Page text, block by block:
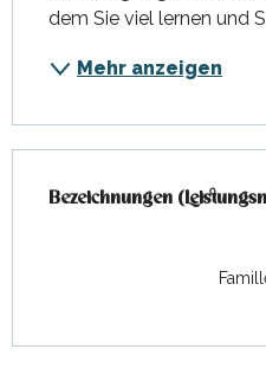
dem Sie viel lernen und
Mehr anzeigen
Bezeichnungen
Bezeichnungen